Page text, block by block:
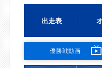
出走表
優勝戦動画